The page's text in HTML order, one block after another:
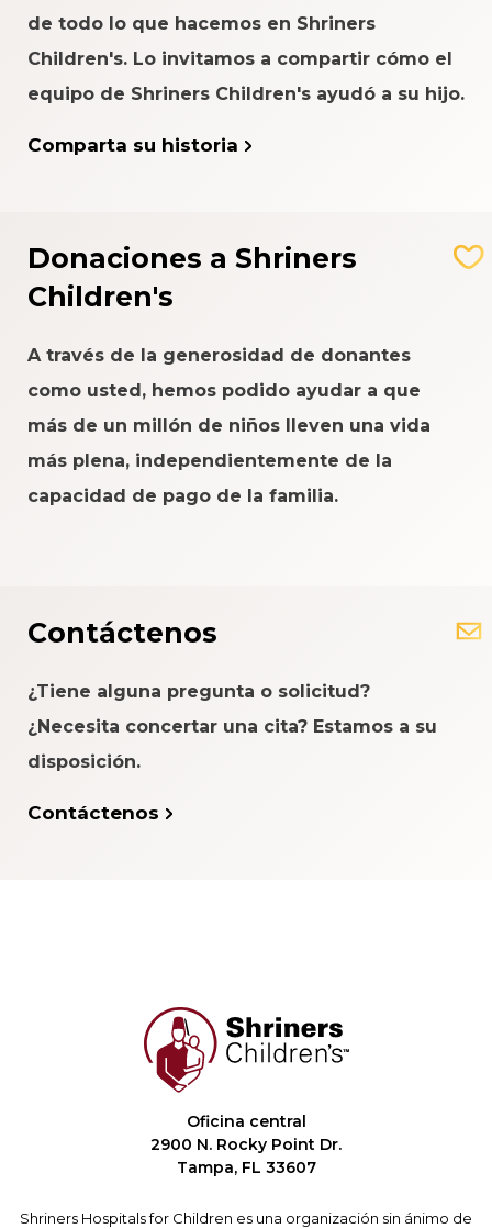
de todo lo que hacemos en Shriners
Children's. Lo invitamos a compartir cómo el
equipo de Shriners Children's ayudó a su hijo.
Comparta su historia
Donaciones a Shriners
Children's
A través de la generosidad de donantes
como usted, hemos podido ayudar a que
más de un millón de niños lleven una vida
más plena, independientemente de la
capacidad de pago de la familia.
Contáctenos
¿Tiene alguna pregunta o solicitud?
¿Necesita concertar una cita? Estamos a su
disposición.
Contáctenos
Oficina central
2900 N. Rocky Point Dr.
Tampa, FL 33607
Shriners Hospitals for Children es una organización sin ánimo de